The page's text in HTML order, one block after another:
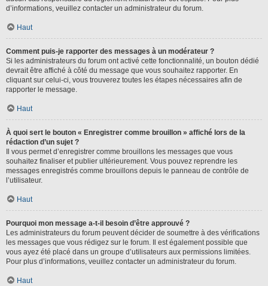
d’informations, veuillez contacter un administrateur du forum.
Haut
Comment puis-je rapporter des messages à un modérateur ?
Si les administrateurs du forum ont activé cette fonctionnalité, un bouton dédié
devrait être affiché à côté du message que vous souhaitez rapporter. En
cliquant sur celui-ci, vous trouverez toutes les étapes nécessaires afin de
rapporter le message.
Haut
À quoi sert le bouton « Enregistrer comme brouillon » affiché lors de la
rédaction d’un sujet ?
Il vous permet d’enregistrer comme brouillons les messages que vous
souhaitez finaliser et publier ultérieurement. Vous pouvez reprendre les
messages enregistrés comme brouillons depuis le panneau de contrôle de
l’utilisateur.
Haut
Pourquoi mon message a-t-il besoin d’être approuvé ?
Les administrateurs du forum peuvent décider de soumettre à des vérifications
les messages que vous rédigez sur le forum. Il est également possible que
vous ayez été placé dans un groupe d’utilisateurs aux permissions limitées.
Pour plus d’informations, veuillez contacter un administrateur du forum.
Haut